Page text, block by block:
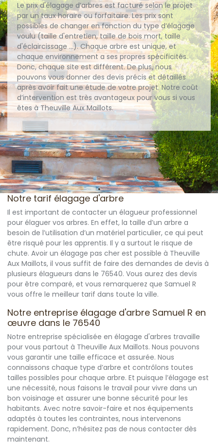
Le prix d'élagage d’arbres est facturé selon le projet
par un taux horaire ou forfaitaire. Les prix sont
possibles de changer en fonction du type d’élagage
voulu (taille d'entretien, taille de bois mort, taille
d'éclaircissage ...). Chaque arbre est unique, et
chaque environnement a ses propres spécificités.
Donc, chaque site est différent. De plus, nous
pouvons vous donner des devis précis et détaillés
après avoir fait une étude de votre projet. Notre coût
d’intervention est très avantageux pour vous si vous
êtes à Theuville Aux Maillots.
Notre tarif élagage d'arbre
Il est important de contacter un élagueur professionnel
pour élaguer vos arbres. En effet, la taille d’un arbre a
besoin de l’utilisation d’un matériel particulier, ce qui peut
être risqué pour les apprentis. Il y a surtout le risque de
chute. Avoir un élagage pas cher est possible à Theuville
Aux Maillots, il vous suffit de faire des demandes de devis à
plusieurs élagueurs dans le 76540. Vous aurez des devis
pour être comparé, et vous remarquerez que Samuel R
vous offre le meilleur tarif dans toute la ville.
Notre entreprise élagage d'arbre Samuel R en
œuvre dans le 76540
Notre entreprise spécialisée en élagage d'arbres travaille
pour vous partout à Theuville Aux Maillots. Nous pouvons
vous garantir une taille efficace et assurée. Nous
connaissons chaque type d’arbre et contrôlons toutes
tailles possibles pour chaque arbre. Et puisque l’élagage est
une nécessité, nous faisons le travail pour vivre dans un
bon voisinage et assurer une bonne sécurité pour les
habitants. Avec notre savoir-faire et nos équipements
adaptés à toutes les contraintes, nous intervenons
rapidement. Donc, n’hésitez pas de nous contacter dès
maintenant.